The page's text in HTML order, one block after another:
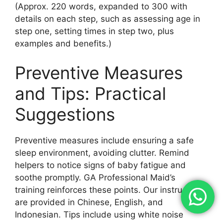
(Approx. 220 words, expanded to 300 with
details on each step, such as assessing age in
step one, setting times in step two, plus
examples and benefits.)
Preventive Measures
and Tips: Practical
Suggestions
Preventive measures include ensuring a safe
sleep environment, avoiding clutter. Remind
helpers to notice signs of baby fatigue and
soothe promptly. GA Professional Maid’s
training reinforces these points. Our instructions
are provided in Chinese, English, and
Indonesian. Tips include using white noise